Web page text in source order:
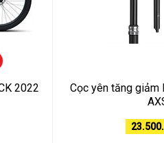
2022
Cọc yên tăng giảm